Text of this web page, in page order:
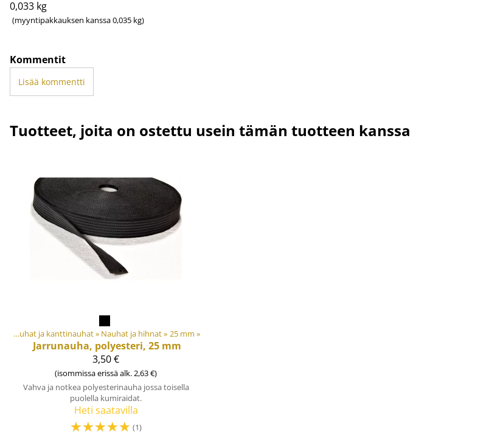
0,033 kg
(myyntipakkauksen kanssa 0,035 kg)
Kommentit
Lisää kommentti
Tuotteet, joita on ostettu usein tämän tuotteen kanssa
Nauhat ja kanttinauhat‪» Nauhat ja hihnat‪» 25 mm ‪»
Jarrunauha, polyesteri, 25 mm
3,50 €
(isommissa erissä alk. 2,63 €)
Vahva ja notkea polyesterinauha jossa toisella
puolella kumiraidat.
Heti saatavilla
☆☆☆☆☆ (1)